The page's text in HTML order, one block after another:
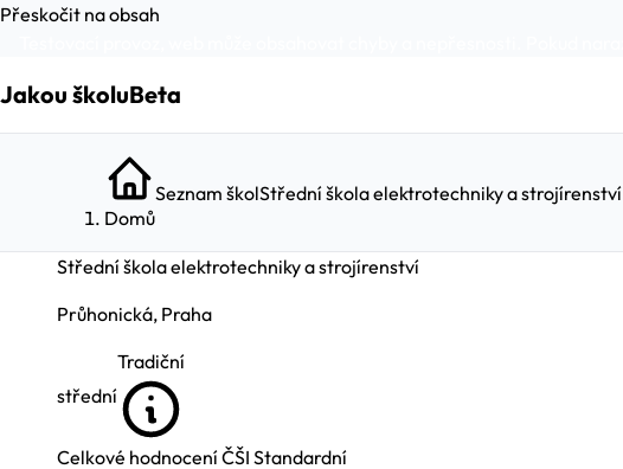
Přeskočit na obsah
Jakou školuBeta
Domů
Seznam školStřední škola elektrotechniky a strojírenství
Střední škola elektrotechniky a strojírenství
Průhonická, Praha
střední
Tradiční
Celkové hodnocení ČŠI Standardní